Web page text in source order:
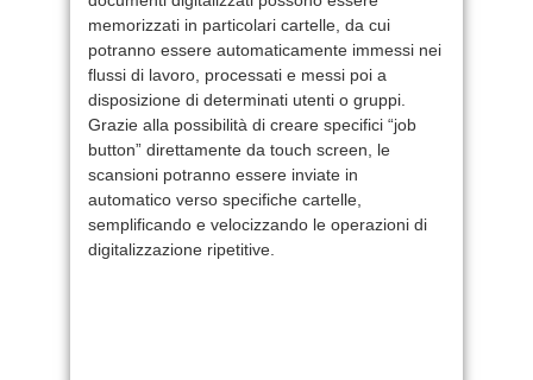
memorizzati in particolari cartelle, da cui
potranno essere automaticamente immessi nei
flussi di lavoro, processati e messi poi a
disposizione di determinati utenti o gruppi.
Grazie alla possibilità di creare specifici “job
button” direttamente da touch screen, le
scansioni potranno essere inviate in
automatico verso specifiche cartelle,
semplificando e velocizzando le operazioni di
digitalizzazione ripetitive.